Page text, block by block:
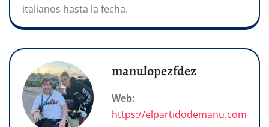
italianos hasta la fecha.
manulopezfdez
Web:
https://elpartidodemanu.com